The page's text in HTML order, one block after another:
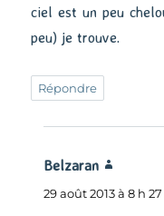
ciel est un peu
peu) je trouve.
Répondre
Belzaran
29 août 2013 à 8 h